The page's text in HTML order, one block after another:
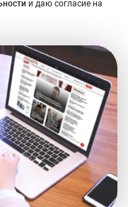
и даю согласие на